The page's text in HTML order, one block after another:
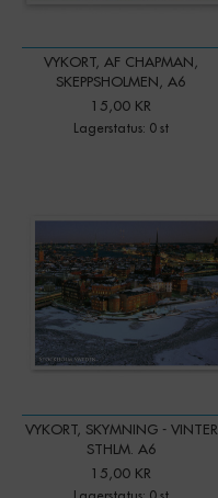
VYKORT, AF CHAPMAN,
SKEPPSHOLMEN, A6
15,00 KR
Lagerstatus: 0 st
VYKORT, SKYMNING - VINTER
STHLM. A6
15,00 KR